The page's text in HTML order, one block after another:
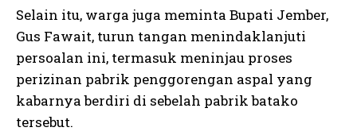
Selain itu, warga juga meminta Bupati Jember,
Gus Fawait, turun tangan menindaklanjuti
persoalan ini, termasuk meninjau proses
perizinan pabrik penggorengan aspal yang
kabarnya berdiri di sebelah pabrik batako
tersebut.